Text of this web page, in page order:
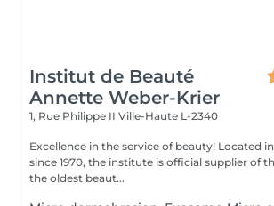
Institut de Beauté
Annette Weber-Krier
1, Rue Philippe II Ville-Haute L-2340
Excellence in the service of beauty! Located in the city center
since 1970, the institute is official supplier of
the oldest beaut...